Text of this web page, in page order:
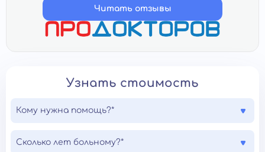
Читать отзывы
Узнать стоимость
Кому нужна помощь?*
Сколько лет больному?*